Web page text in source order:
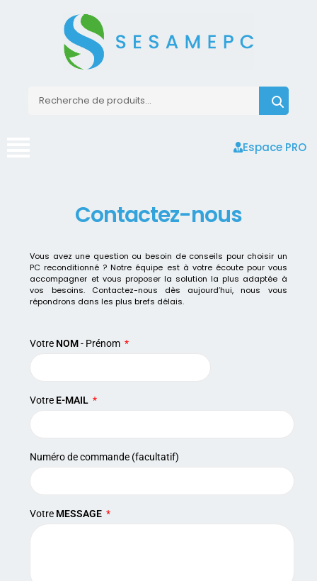
Espace PRO
Contactez-nous
Vous avez une question ou besoin de conseils pour choisir un
PC reconditionné ? Notre équipe est à votre écoute pour vous
accompagner et vous proposer la solution la plus adaptée à
vos besoins. Contactez-nous dès aujourd’hui, nous vous
répondrons dans les plus brefs délais.
Votre NOM- Prénom
Votre E-MAIL
Numéro de commande (facultatif)
Votre MESSAGE